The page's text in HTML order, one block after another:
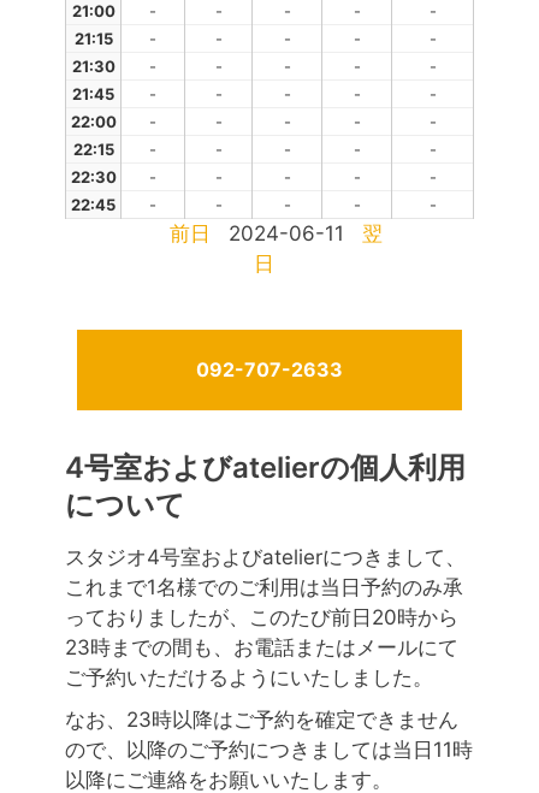
21:00
- - - -
-
21:15
- - - -
-
21:30
- - - -
-
21:45
- - - -
-
22:00
- - - -
-
22:15
- - - -
-
22:30
- - - -
-
22:45
- - - - -
前日 2024-06-11
翌
日
092-707-2633
4号室およびatelierの個人利用
について
スタジオ4号室およびatelierにつきまして、
これまで1名様でのご利用は当日予約のみ承
っておりましたが、このたび前日20時から
23時までの間も、お電話またはメールにて
ご予約いただけるようにいたしました。
なお、23時以降はご予約を確定できません
ので、以降のご予約につきましては当日11時
以降にご連絡をお願いいたします。